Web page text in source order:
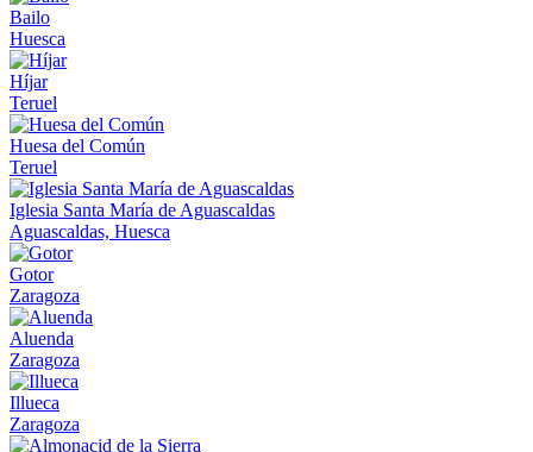
Bailo
Huesca
Híjar
Teruel
Huesa del Común
Teruel
Iglesia Santa María de Aguascaldas
Aguascaldas, Huesca
Gotor
Zaragoza
Aluenda
Zaragoza
Illueca
Zaragoza